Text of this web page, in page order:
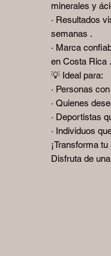
minerales y
· Resultados
semanas .
· Marca
en Costa Rica .
💡 Ideal para:
· Personas
· Quienes
· Deportistas
· Individuos
¡Transforma
Disfruta de